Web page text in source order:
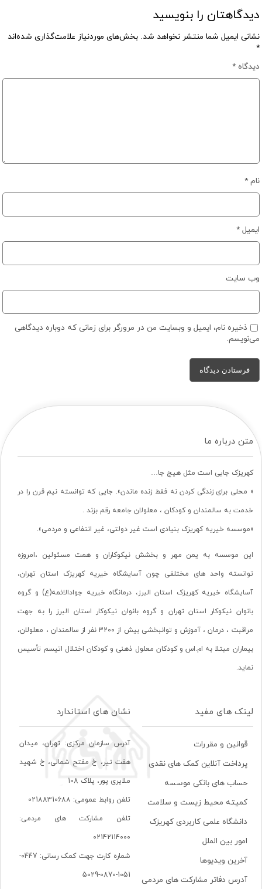
دیدگاهتان را بنویسید
نشانی ایمیل شما منتشر نخواهد شد. بخش‌های موردنیاز علامت‌گذاری شده‌اند
*
دیدگاه*
نام*
ایمیل*
وب‌ سایت
ذخیره نام، ایمیل و وبسایت من در مرورگر برای زمانی که دوباره دیدگاهی
می‌نویسم.
متن درباره ما
کهریزک جایی است مثل هیچ جا…
« محلی برای زندگی کردن نه فقط زنده ماندن». جایی که توانسته نیم قرن را در
خدمت به سالمندان و کودکان ، معلولان جامعه رقم بزند .
«موسسه خیریه کهریزک بنیادی است غیر دولتی، غیر انتفاعی و مردمی».
این موسسه به یمن مهر و بخشش نیکوکاران و همت مسئولین ،امروزه
توانسته واحد های مختلفی چون آسایشگاه خیریه کهریزک استان تهران،
آسایشگاه خیریه کهریزک استان البرز، درمانگاه خیریه جوادالائمه(ع) و گروه
بانوان نیکوکار استان تهران و گروه بانوان نیکوکار استان البرز را به جهت
مراقبت ، درمان ، آموزش و توانبخشی بیش از 3200 نفر از سالمندان ، معلولان،
بیماران مبتلا به ام.اس و کودکان معلول ذهنی و کودکان اختلال اتیسم تأسیس
نماید.
لینک های مفید
قوانین و مقررات
پرداخت آنلاین کمک های نقدی
حساب های بانکی موسسه
کمیته محیط زیست و سلامت
دانشگاه علمی کاربردی کهریزک
امور بین الملل
آخرین ویدیوها
آدرس دفاتر مشارکت های مردمی
نشان های استاندارد
آدرس سازمان مرکزی: تهران، ميدان
هفت تير، خ مفتح شمالی، خ شهيد
ملايری پور، پلاک 108
تلفن روابط عمومی: 02188310688
تلفن مشارکت های مردمی:
02142114000
شماره کارت جهت کمک رسانی: 0447-
1051-0870-5029